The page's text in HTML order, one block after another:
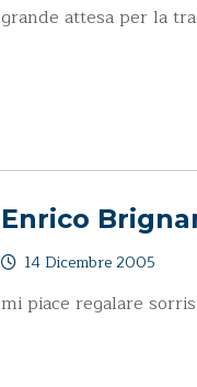
grande attesa per la
Enrico
14 Dicembre 2005
mi piace regalare